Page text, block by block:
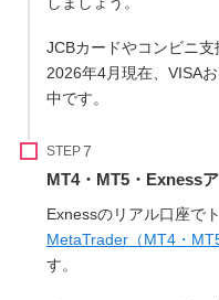
JCBカードやコンビニ支
2026年4月現在、VISA
中です。
STEP
MT4・MT5・Exness
Exnessのリアル口座で
MetaTrader（MT4・MT5
す。